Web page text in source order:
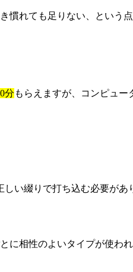
慣れても足りない、という
分 もらえますが、コンピュー
い綴りで打ち込む必要があ
に相性のよいタイプが使われ